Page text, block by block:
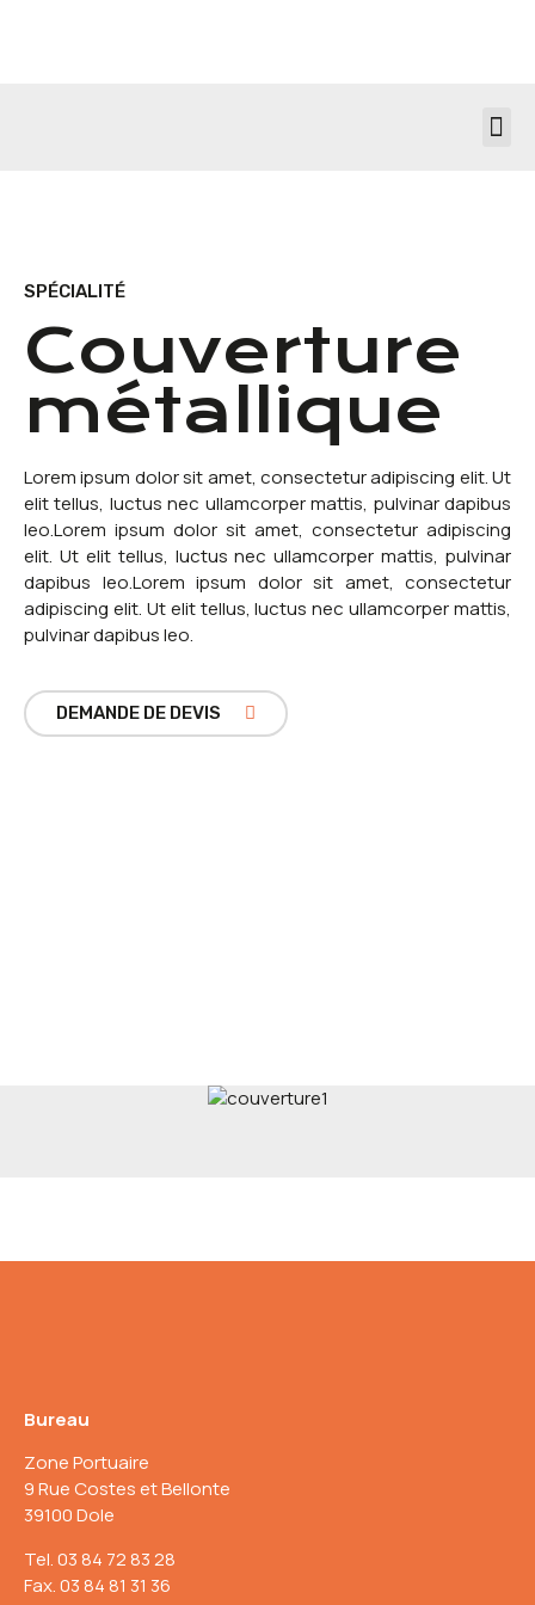
SPÉCIALITÉ
Couverture
métallique
Lorem ipsum dolor sit amet, consectetur adipiscing elit. Ut
elit tellus, luctus nec ullamcorper mattis, pulvinar dapibus
leo.Lorem ipsum dolor sit amet, consectetur adipiscing
elit. Ut elit tellus, luctus nec ullamcorper mattis, pulvinar
dapibus leo.Lorem ipsum dolor sit amet, consectetur
adipiscing elit. Ut elit tellus, luctus nec ullamcorper mattis,
pulvinar dapibus leo.
DEMANDE DE DEVIS
Bureau
Zone Portuaire
9 Rue Costes et Bellonte
39100 Dole
Tel. 03 84 72 83 28
Fax. 03 84 81 31 36